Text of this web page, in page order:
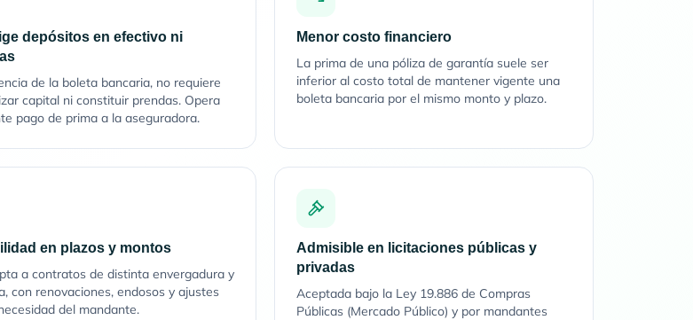
depósitos en efectivo ni
de la boleta bancaria, no requiere
capital ni constituir prendas. Opera
pago de prima a la aseguradora.
Menor costo financiero
La prima de una póliza de garantía suele ser
inferior al costo total de mantener vigente una
boleta bancaria por el mismo monto y plazo.
en plazos y montos
a contratos de distinta envergadura y
con renovaciones, endosos y ajustes
del mandante.
Admisible en licitaciones públicas y
privadas
Aceptada bajo la Ley 19.886 de Compras
Públicas (Mercado Público) y por mandantes